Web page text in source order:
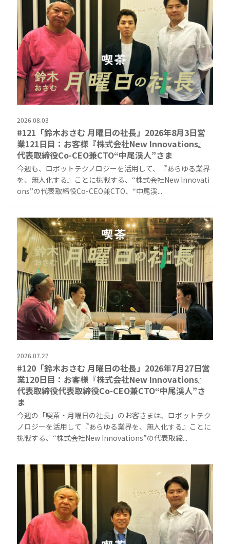
2026.08.03
#121「鈴木おさむ 月曜日の社長」2026年8月3日営
業121日目：お客様『株式会社New Innovations』
代表取締役Co-CEO兼CTO“中尾渓人”さま
今週も、ロボットテクノロジーを活用して、『あらゆる業界
を、無人化する』ことに挑戦する、“株式会社New Innovati
ons”の代表取締役Co-CEO兼CTO、“中尾渓...
2026.07.27
#120「鈴木おさむ 月曜日の社長」2026年7月27日営
業120日目：お客様『株式会社New Innovations』
代表取締役代表取締役Co-CEO兼CTO“中尾渓人”さ
ま
今週の「喫茶・月曜日の社長」のお客さまは、ロボットテク
ノロジーを活用して『あらゆる業界を、無人化する』ことに
挑戦する、“株式会社New Innovations”の代表取締...